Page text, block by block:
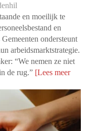
en moeilijk te
en
ondersteunt
arbeidsmarktstrategie.
“We nemen ze niet
de rug.” [Lees meer